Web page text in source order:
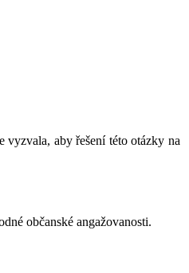
vyzvala, aby řešení této otázky na
občanské angažovanosti.